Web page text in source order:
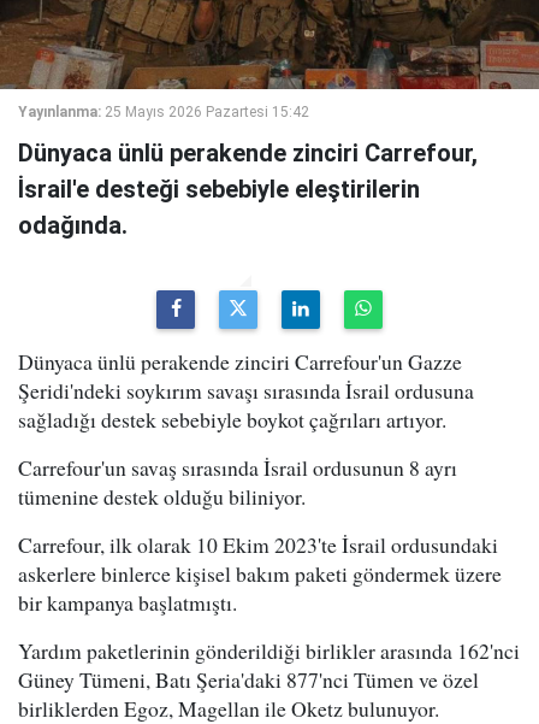
Yayınlanma: 25 Mayıs 2026 Pazartesi 15:42
Dünyaca ünlü perakende zinciri Carrefour,
İsrail'e desteği sebebiyle eleştirilerin
odağında.
Dünyaca ünlü perakende zinciriCarrefour'un Gazze
Şeridi'ndeki soykırım savaşı sırasında İsrail ordusuna
sağladığı destek sebebiyle boykot çağrıları artıyor.
Carrefour'un savaş sırasında İsrail ordusunun 8 ayrı
tümenine destek olduğu biliniyor.
Carrefour, ilk olarak 10 Ekim 2023'te İsrail ordusundaki
askerlere binlerce kişisel bakım paketi göndermek üzere
bir kampanya başlatmıştı.
Yardım paketlerinin gönderildiği birlikler arasında 162'nci
Güney Tümeni, Batı Şeria'daki 877'nci Tümen ve özel
birliklerden Egoz, Magellan ile Oketz bulunuyor.